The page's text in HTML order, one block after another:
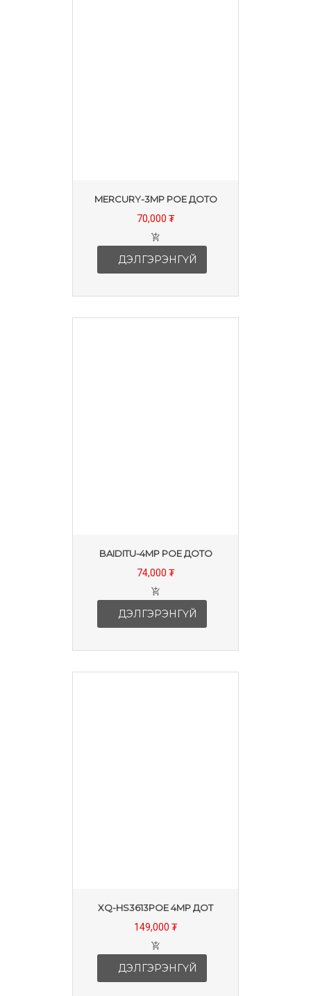
MERCURY-3MP POE ДОТО
70,000 ₮
ДЭЛГЭРЭНГҮЙ
BAIDITU-4MP POE ДОТО
74,000 ₮
ДЭЛГЭРЭНГҮЙ
XQ-HS3613POE 4MP ДОТ
149,000 ₮
ДЭЛГЭРЭНГҮЙ